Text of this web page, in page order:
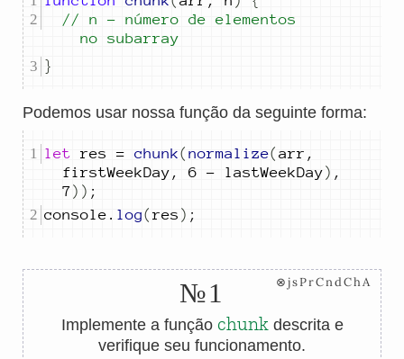
// n - número de elementos
no subarray
}
Podemos usar nossa função da seguinte forma:
let res = chunk( normalize( arr ,
firstWeekDay , 6 - lastWeekDay) ,
7)) ;
console . log( res ) ;
№1 ⊗jsPrCndChA
Implemente a função chunkdescrita e
verifique seu funcionamento.